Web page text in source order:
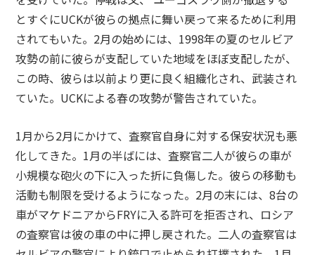
とすぐにUCKが彼らの拠点に舞い戻って来るために利用
されてもいた。2月の始めには、1998年の夏のセルビア
攻勢の前に彼らが支配していた地域をほぼ支配したが、
この時、彼らは以前より更に良く組織化され、武装され
ていた。UCKによる春の攻勢が警告されていた。
1月から2月にかけて、査察官自身に対する保安状況も悪
化してきた。1月の半ばには、査察官二人が彼らの車が
小規模な砲火の下に入った折に負傷した。彼らの移動も
活動も制限を受けるようになった。2月の末には、8台の
車がマケドニアからFRYに入る許可を拒否され、ロシア
の査察官は彼の車の中に押し戻された。二人の査察官は